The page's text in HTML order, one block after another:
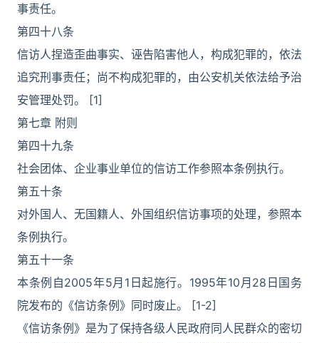
事责任。
第四十八条
信访人捏造歪曲事实、诬告陷害他人，构成犯罪的，依法
追究刑事责任；尚不构成犯罪的，由公安机关依法给予治
安管理处罚。 [1]
第七章 附则
第四十九条
社会团体、企业事业单位的信访工作参照本条例执行。
第五十条
对外国人、无国籍人、外国组织信访事项的处理，参照本
条例执行。
第五十一条
本条例自2005年5月1日起施行。1995年10月28日国务
院发布的《信访条例》同时废止。 [1-2]
《信访条例》是为了保持各级人民政府同人民群众的密切